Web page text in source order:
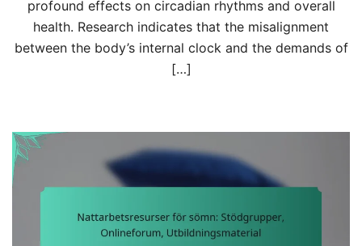
profound effects on circadian rhythms and overall
health. Research indicates that the misalignment
between the body’s internal clock and the demands of
[…]